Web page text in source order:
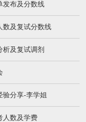
发布及分数线
数及复试分数线
析及复试调剂
验分享-李学姐
人数及学费